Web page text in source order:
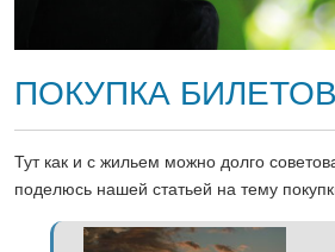
ПОКУПКА БИЛЕТОВ
Тут как и с жильем можно долго
поделюсь нашей статьей на тему